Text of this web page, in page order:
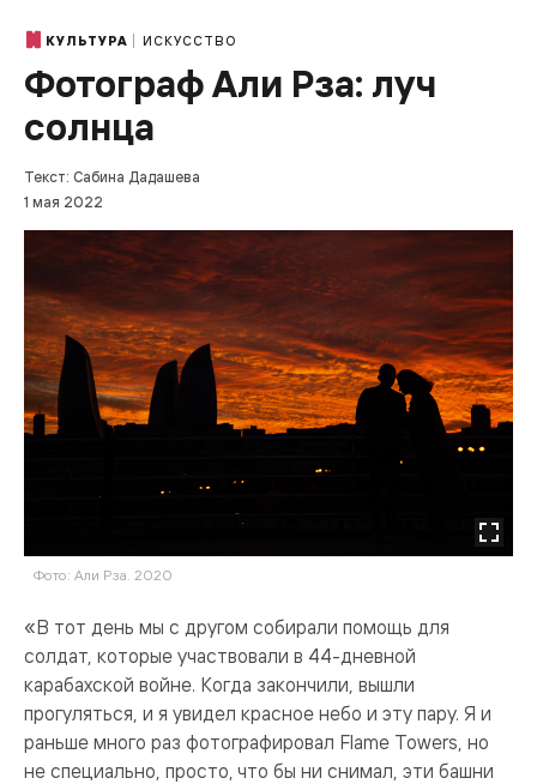
КУЛЬТУРА ИСКУССТВО
Фотограф Али Рза: луч
солнца
Текст: Сабина Дадашева
1 мая 2022
Фото: Али Рза. 2020
«В тот день мы с другом собирали помощь для
солдат, которые участвовали в 44-дневной
карабахской войне. Когда закончили, вышли
прогуляться, и я увидел красное небо и эту пару. Я и
раньше много раз фотографировал Flame Towers, но
не специально, просто, что бы ни снимал, эти башни